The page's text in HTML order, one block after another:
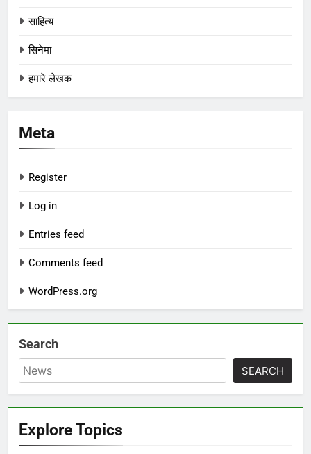
साहित्य
सिनेमा
हमारे लेखक
Meta
Register
Log in
Entries feed
Comments feed
WordPress.org
Search
SEARCH
Explore Topics